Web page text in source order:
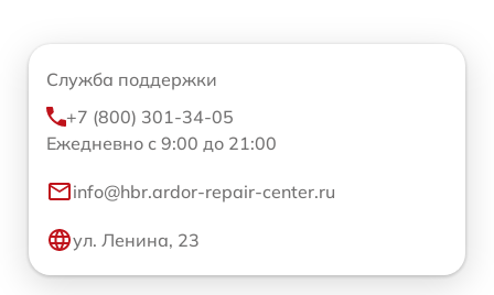
Служба поддержки
+7 (800) 301-34-05
Ежедневно с 9:00 до 21:00
info@hbr.ardor-repair-center.ru
ул. Ленина, 23